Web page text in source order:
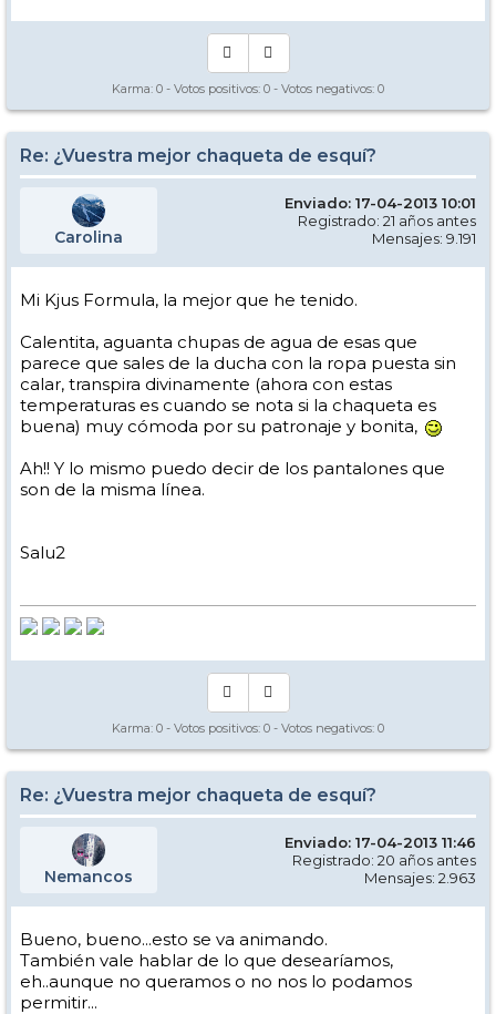
Karma: 0 - Votos positivos: 0 - Votos negativos: 0
Re: ¿Vuestra mejor chaqueta de esquí?
Carolina
Enviado: 17-04-2013 10:01
Registrado: 21 años antes
Mensajes: 9.191
Mi Kjus Formula, la mejor que he tenido.
Calentita, aguanta chupas de agua de esas que
parece que sales de la ducha con la ropa puesta sin
calar, transpira divinamente (ahora con estas
temperaturas es cuando se nota si la chaqueta es
buena) muy cómoda por su patronaje y bonita,
Ah!! Y lo mismo puedo decir de los pantalones que
son de la misma línea.
Salu2
Karma: 0 - Votos positivos: 0 - Votos negativos: 0
Re: ¿Vuestra mejor chaqueta de esquí?
Nemancos
Enviado: 17-04-2013 11:46
Registrado: 20 años antes
Mensajes: 2.963
Bueno, bueno...esto se va animando.
También vale hablar de lo que desearíamos,
eh..aunque no queramos o no nos lo podamos
permitir...